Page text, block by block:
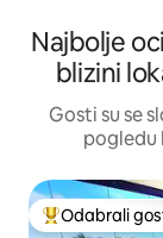
Najbolje
blizini
Gosti su se
pogledu
Među najviše
Odabrali